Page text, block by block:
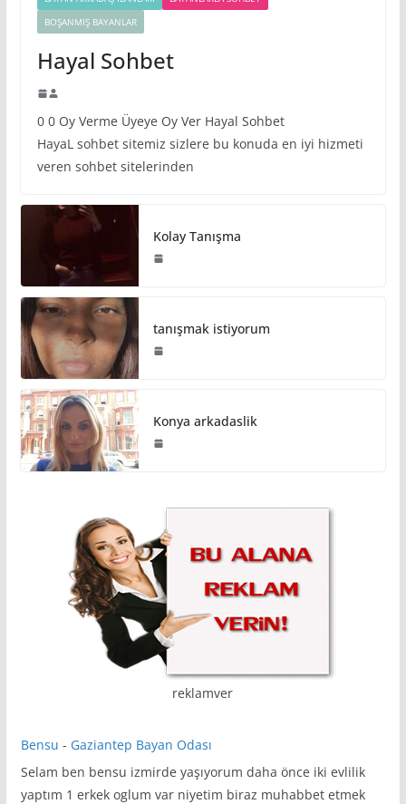
BOŞANMIŞ BAYANLAR
Hayal Sohbet
0 0 Oy Verme Üyeye Oy Ver Hayal Sohbet
HayaL sohbet sitemiz sizlere bu konuda en iyi hizmeti
veren sohbet sitelerinden
Kolay Tanışma
tanışmak istiyorum
Konya arkadaslik
reklamver
Bensu - Gaziantep Bayan Odası
Selam ben bensu izmirde yaşıyorum daha önce iki evlilik
yaptım 1 erkek oglum var niyetim biraz muhabbet etmek